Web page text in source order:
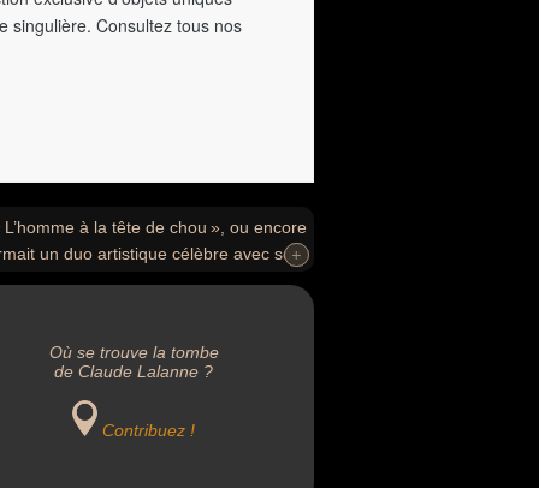
singulière. Consultez tous nos
à la tête de chou », ou encore
un duo artistique célèbre avec son
+
+
Où se trouve la tombe
de Claude Lalanne ?
Contribuez !